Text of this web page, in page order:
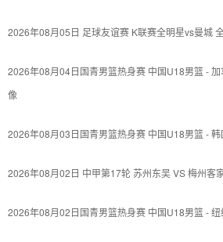
2026年08月05日 足球友谊赛 K联赛全明星vs曼城
2026年08月04日国青男篮热身赛 中国U18男篮 - 加
像
2026年08月03日国青男篮热身赛 中国U18男篮 -
2026年08月02日 中甲第17轮 苏州东吴 VS 梅州客
2026年08月02日国青男篮热身赛 中国U18男篮 -